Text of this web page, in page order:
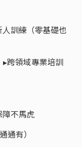
訓練（零基礎也
跨領域專業培訓
不馬虎
通有）